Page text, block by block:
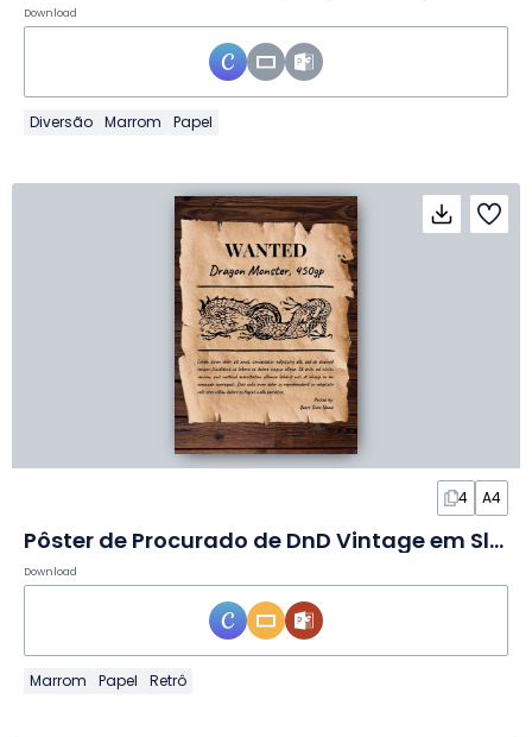
Download
Diversão Marrom Papel
4 A4
Pôster de Procurado de DnD Vintage em Slides
Download
Marrom Papel Retrô